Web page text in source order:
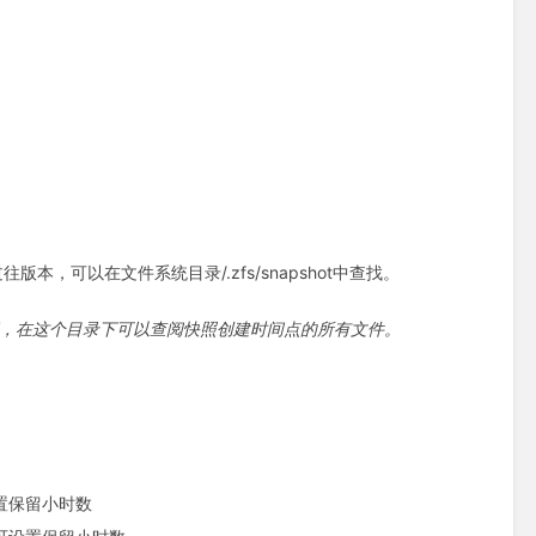
版本，可以在文件系统目录/.zfs/snapshot中查找。
这个目录下可以查阅快照创建时间点的所有文件。
保留小时数